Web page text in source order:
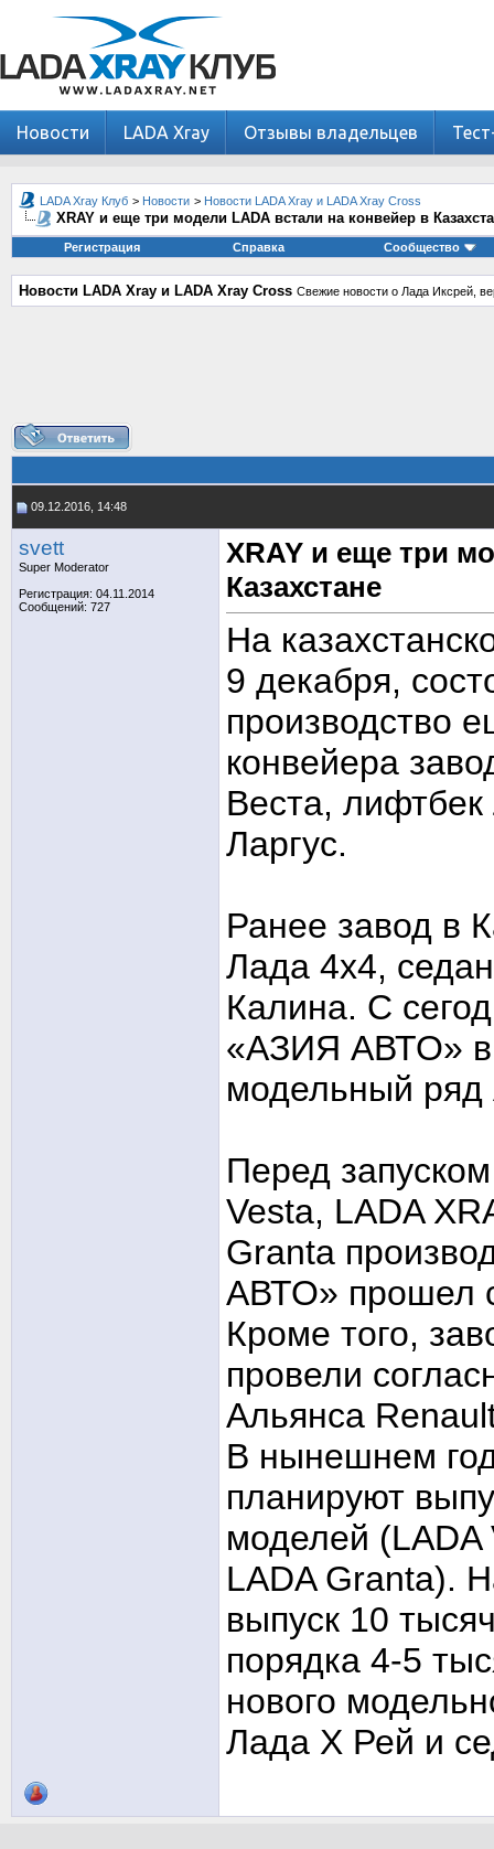
Новости LADA Xray Отзывы владельцев
LADA Xray Клуб > Новости > Новости LADA Xray и LADA Xray Cross
XRAY и еще три модели LADA встали на конвейер в
Регистрация Справка Сообщество
Новости LADA Xray и LADA Xray Cross Свежие новости о Лада Иксрей,
09.12.2016, 14:48
svett
Super Moderator
Регистрация: 04.11.2014
Сообщений: 727
XRAY и еще три
Казахстане
На
9 декабря,
производство
конвейера
Веста,
Ларгус.
Ранее завод в
Лада 4х4,
Калина. С
«АЗИЯ АВТО»
модельный
Перед
Vesta, LADA
Granta
АВТО» прошел
Кроме того,
провели
Альянса
В нынешнем
планируют
моделей (LADA
LADA Granta).
выпуск 10
порядка 4-5
нового
Лада Х Рей и